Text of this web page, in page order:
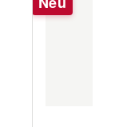
Scheibendurchmesser
Arbeitslast (kg) 500 kg Bruchlast
Maximale
andere